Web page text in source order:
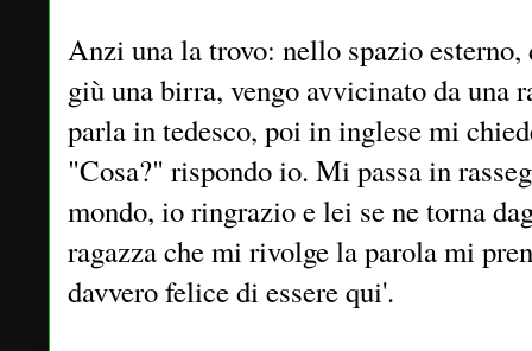
Anzi una la trovo: nello spazio esterno,
giù una birra, vengo avvicinato da una
parla in tedesco, poi in inglese mi
"Cosa?" rispondo io. Mi passa in
mondo, io ringrazio e lei se ne torna
ragazza che mi rivolge la parola mi
davvero felice di essere qui'.